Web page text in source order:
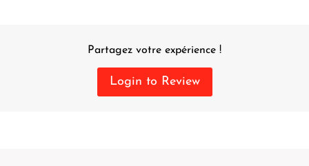
Partagez votre expérience !
Login to Review